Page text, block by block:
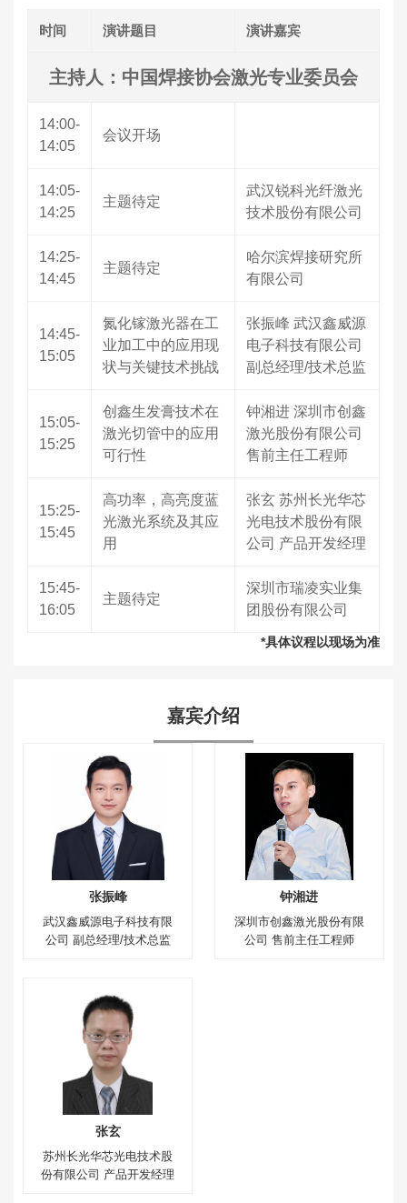
时间 演讲题目 演讲嘉宾
主持人：中国焊接协会激光专业委员会
14:00-
14:05
会议开场
14:05-
14:25
主题待定
武汉锐科光纤激光
技术股份有限公司
14:25-
14:45
主题待定
哈尔滨焊接研究所
有限公司
14:45-
15:05
氮化镓激光器在工
业加工中的应用现
状与关键技术挑战
张振峰 武汉鑫威源
电子科技有限公司
副总经理/技术总监
15:05-
15:25
创鑫生发膏技术在
激光切管中的应用
可行性
钟湘进 深圳市创鑫
激光股份有限公司
售前主任工程师
15:25-
15:45
高功率，高亮度蓝
光激光系统及其应
用
张玄 苏州长光华芯
光电技术股份有限
公司 产品开发经理
15:45-
16:05
主题待定
深圳市瑞凌实业集
团股份有限公司
*具体议程以现场为准
嘉宾介绍
张振峰
武汉鑫威源电子科技有限
公司 副总经理/技术总监
钟湘进
深圳市创鑫激光股份有限
公司 售前主任工程师
张玄
苏州长光华芯光电技术股
份有限公司 产品开发经理